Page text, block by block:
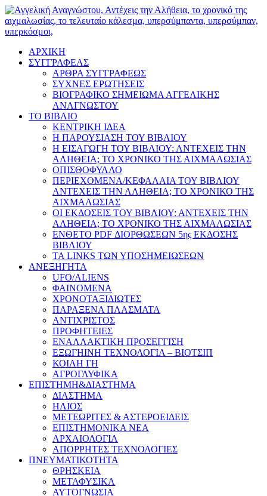
ΑΡΧΙΚΗ
ΣΥΓΓΡΑΦΕΑΣ
ΑΡΘΡΑ ΣΥΓΓΡΑΦΕΩΣ
ΣΥΧΝΕΣ ΕΡΩΤΗΣΕΙΣ
ΒΙΟΓΡΑΦΙΚΟ ΣΗΜΕΙΩΜΑ ΑΓΓΕΛΙΚΗΣ
ΑΝΑΓΝΩΣΤΟΥ
ΤΟ ΒΙΒΛΙΟ
ΚΕΝΤΡΙΚΗ ΙΔΕΑ
Η ΠΑΡΟΥΣΙΑΣΗ ΤΟΥ ΒΙΒΛΙΟΥ
Η ΕΙΣΑΓΩΓΗ ΤΟΥ ΒΙΒΛΙΟΥ: ΑΝΤΕΧΕΙΣ ΤΗΝ
ΑΛΗΘΕΙΑ; ΤΟ ΧΡΟΝΙΚΟ ΤΗΣ ΑΙΧΜΑΛΩΣΙΑΣ
ΟΠΙΣΘΟΦΥΛΛΟ
ΠΕΡΙΕΧΟΜΕΝΑ/ΚΕΦΑΛΑΙΑ ΤΟΥ ΒΙΒΛΙΟΥ
ΑΝΤΕΧΕΙΣ ΤΗΝ ΑΛΗΘΕΙΑ; ΤΟ ΧΡΟΝΙΚΟ ΤΗΣ
ΑΙΧΜΑΛΩΣΙΑΣ
ΟΙ ΕΚΔΟΣΕΙΣ ΤΟΥ ΒΙΒΛΙΟΥ: ΑΝΤΕΧΕΙΣ ΤΗΝ
ΑΛΗΘΕΙΑ; ΤΟ ΧΡΟΝΙΚΟ ΤΗΣ ΑΙΧΜΑΛΩΣΙΑΣ
ΕΝΘΕΤΟ PDF ΔΙΟΡΘΩΣΕΩΝ 5ης ΕΚΔΟΣΗΣ
ΒΙΒΛΙΟΥ
ΤΑ LINKS ΤΩΝ ΥΠΟΣΗΜΕΙΩΣΕΩΝ
ΑΝΕΞΗΓΗΤΑ
UFO/ALIENS
ΦΑΙΝΟΜΕΝΑ
ΧΡΟΝΟΤΑΞΙΔΙΩΤΕΣ
ΠΑΡΑΞΕΝΑ ΠΛΑΣΜΑΤΑ
ΑΝΤΙΧΡΙΣΤΟΣ
ΠΡΟΦΗΤΕΙΕΣ
ΕΝΑΛΛΑΚΤΙΚΗ ΠΡΟΣΕΓΓΙΣΗ
ΕΞΩΓΗΙΝΗ ΤΕΧΝΟΛΟΓΙΑ – ΒΙΟΤΣΙΠ
ΚΟΙΛΗ ΓΗ
ΑΓΡΟΓΛΥΦΙΚΑ
ΕΠΙΣΤΗΜΗ&ΔΙΑΣΤΗΜΑ
ΔΙΑΣΤΗΜΑ
ΗΛΙΟΣ
ΜΕΤΕΩΡΙΤΕΣ & ΑΣΤΕΡΟΕΙΔΕΙΣ
ΕΠΙΣΤΗΜΟΝΙΚΑ ΝΕΑ
ΑΡΧΑΙΟΛΟΓΙΑ
ΑΠΟΡΡΗΤΕΣ ΤΕΧΝΟΛΟΓΙΕΣ
ΠΝΕΥΜΑΤΙΚΟΤΗΤΑ
ΘΡΗΣΚΕΙΑ
ΜΕΤΑΦΥΣΙΚΑ
ΑΥΤΟΓΝΩΣΙΑ